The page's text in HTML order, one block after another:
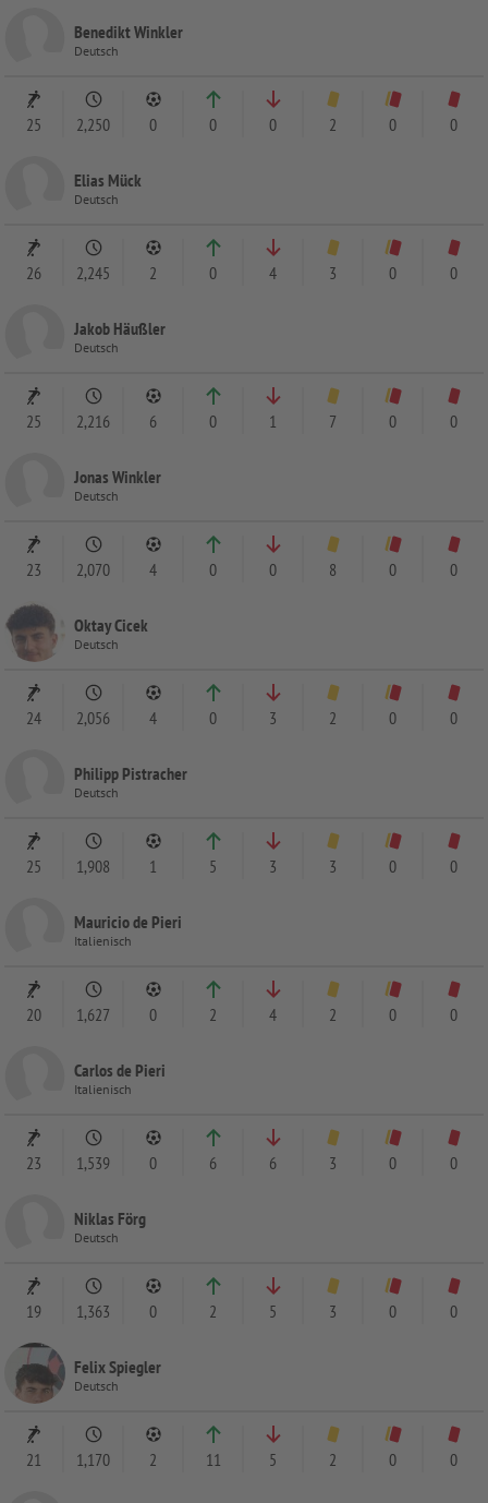
Benedikt Winkler
Deutsch
25 2,250 0 0 0 2 0 0
Elias Mück
Deutsch
26 2,245 2 0 4 3 0 0
Jakob Häußler
Deutsch
25 2,216 6 0 1 7 0 0
Jonas Winkler
Deutsch
23 2,070 4 0 0 8 0 0
Oktay Cicek
Deutsch
24 2,056 4 0 3 2 0 0
Philipp Pistracher
Deutsch
25 1,908 1 5 3 3 0 0
Mauricio de Pieri
Italienisch
20 1,627 0 2 4 2 0 0
Carlos de Pieri
Italienisch
23 1,539 0 6 6 3 0 0
Niklas Förg
Deutsch
19 1,363 0 2 5 3 0 0
Felix Spiegler
Deutsch
21 1,170 2 11 5 2 0 0